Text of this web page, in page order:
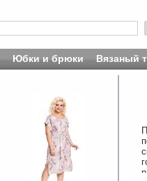
Юбки и брюки Вязаный